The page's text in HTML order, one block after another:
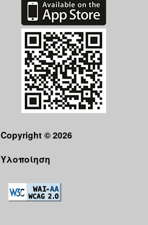
Copyright © 2026
Υλοποίηση